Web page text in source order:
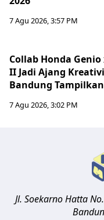
7 Agu 2026, 3:57 PM
Collab Honda
II Jadi Ajang
Bandung
7 Agu 2026, 3:02 PM
Jl. Soekarno Hatta